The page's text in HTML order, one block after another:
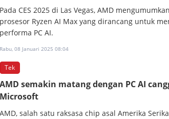
Pada CES 2025 di Las Vegas, AMD
prosesor Ryzen AI Max yang dirancang untuk
performa PC AI.
Rabu, 08 Januari 2025 08:04
Tek
AMD semakin matang dengan PC AI
Microsoft
AMD, salah satu raksasa chip asal Amerika